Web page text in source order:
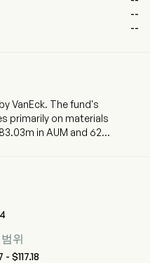
--
--
VanEck. The fund's
primarily on materials
in AUM and 62
activities.
위
- $117.18